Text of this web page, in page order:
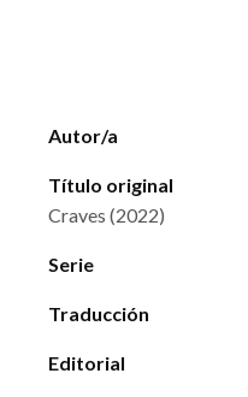
Autor/a
Título original
Craves (2022)
Serie
Traducción
Editorial